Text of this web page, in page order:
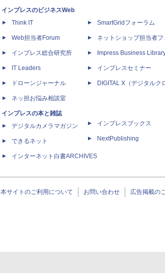
インプレスのビジネスWeb
Think IT
Web担当者Forum
インプレス総合研究所
IT Leaders
ドローンジャーナル
ネッ担お悩み相談室
インプレスの本と雑誌
デジタルカメラマガジン
できるネット
インターネット白書ARCHIVES
SmartGridフォーラム
ネットショップ担当者フ
Impress Business
インプレスセミナー
DIGITAL X（デジタルク
インプレスブックス
NextPublishing
本サイトのご利用について お問い合わせ 広告掲載の